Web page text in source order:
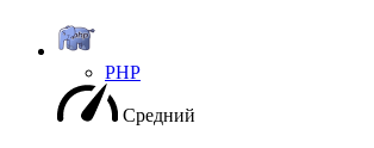
PHP
Средний